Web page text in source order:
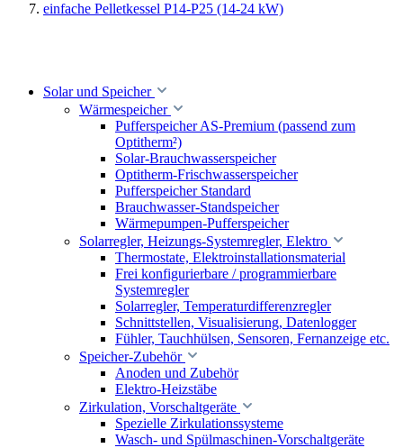
einfache Pelletkessel P14-P25 (14-24 kW)
Solar und Speicher
Wärmespeicher
Pufferspeicher AS-Premium (passend zum
Optitherm²)
Solar-Brauchwasserspeicher
Optitherm-Frischwasserspeicher
Pufferspeicher Standard
Brauchwasser-Standspeicher
Wärmepumpen-Pufferspeicher
Solarregler, Heizungs-Systemregler, Elektro
Thermostate, Elektroinstallationsmaterial
Frei konfigurierbare / programmierbare
Systemregler
Solarregler, Temperaturdifferenzregler
Schnittstellen, Visualisierung, Datenlogger
Fühler, Tauchhülsen, Sensoren, Fernanzeige etc.
Speicher-Zubehör
Anoden und Zubehör
Elektro-Heizstäbe
Zirkulation, Vorschaltgeräte
Spezielle Zirkulationssysteme
Wasch- und Spülmaschinen-Vorschaltgeräte